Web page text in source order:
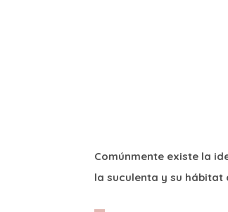
Comúnmente existe la
la suculenta y su hábitat